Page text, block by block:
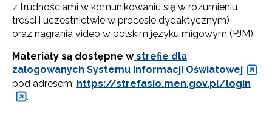
z trudnościami w komunikowaniu się w rozumieniu
treści i uczestnictwie w procesie dydaktycznym)
oraz nagrania video w polskim języku migowym (PJM).
Materiały są dostępne wstrefie dla
zalogowanych Systemu Informacji Oświatowej
pod adresem: https://strefasio.men.gov.pl/login
.